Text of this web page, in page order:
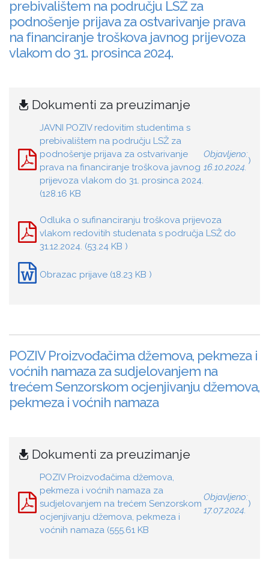
prebivalištem na području LSŽ za
podnošenje prijava za ostvarivanje prava
na financiranje troškova javnog prijevoza
vlakom do 31. prosinca 2024.
Dokumenti za preuzimanje
JAVNI POZIV redovitim studentima s
prebivalištem na području LSŽ za
podnošenje prijava za ostvarivanje
prava na financiranje troškova javnog
prijevoza vlakom do 31. prosinca 2024.
(128.16 KB
Objavljeno:
16.10.2024.
)
Odluka o sufinanciranju troškova prijevoza
vlakom redovitih studenata s područja LSŽ do
31.12.2024. (53.24 KB )
Obrazac prijave (18.23 KB )
POZIV Proizvođačima džemova, pekmeza i
voćnih namaza za sudjelovanjem na
trećem Senzorskom ocjenjivanju džemova,
pekmeza i voćnih namaza
Dokumenti za preuzimanje
POZIV Proizvođačima džemova,
pekmeza i voćnih namaza za
sudjelovanjem na trećem Senzorskom
ocjenjivanju džemova, pekmeza i
voćnih namaza (555.61 KB
Objavljeno:
17.07.2024.
)